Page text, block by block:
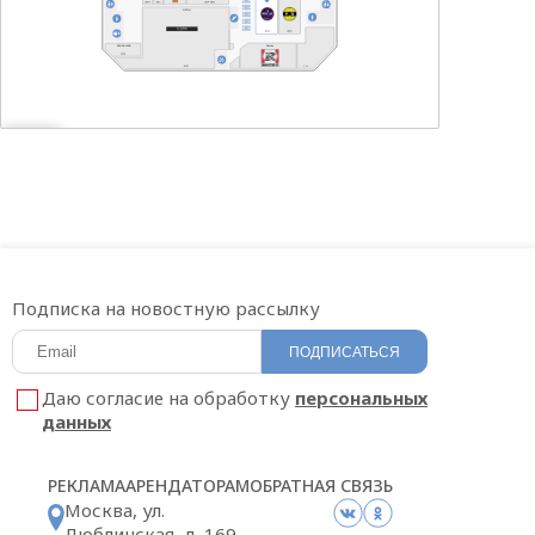
Rostics
ZAGAR LAND
OSTIN
РЕКЛАМААРЕНДАТОРАМОБРАТНАЯ СВЯЗЬ
Москва, ул.
Подписка на новостную рассылку
ПОДПИСАТЬСЯ
Даю согласие на обработку персональных
данных